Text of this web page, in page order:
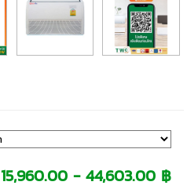
15,960.00 - 44,603.00 ฿